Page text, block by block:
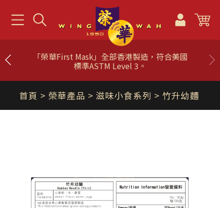
「榮華First Mask」全部香港製造，符合美國
標準ASTM Level 3。
首頁 > 榮華產品 >滋味小食系列 > 竹升幼麵